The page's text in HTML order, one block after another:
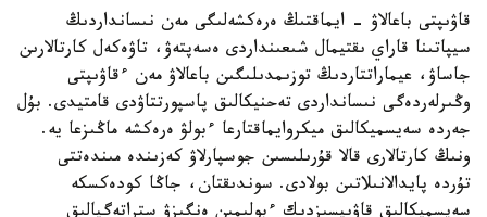
قاۋىپتى باعالاۋ - ايماقتىڭ ەرەكشەلىگى مەن نىسانداردىڭ
سيپاتىنا قاراي ىقتيمال شىعىنداردى ەسەپتەۋ، تاۋەكەل كارتالارىن
جاساۋ، عيماراتتاردىڭ توزىمدىلىگىن باعالاۋ مەن ءقاۋىپتى
وڭىرلەردەگى نىسانداردى تەحنيكالىق پاسپورتتاۋدى قامتيدى. بۇل
جەردە سەيسميكالىق ميكروايماقتارعا ءبولۋ ەرەكشە ماڭىزعا يە.
ونىڭ كارتالارى قالا قۇرىلىسىن جوسپارلاۋ كەزىندە مىندەتتى
تۇردە پايدالانىلاتىن بولادى. سوندىقتان، جاڭا كودەكسكە